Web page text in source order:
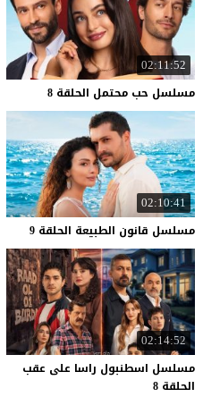
02:11:52
مسلسل حب محتمل الحلقة 8
02:10:41
مسلسل قانون الطبيعة الحلقة 9
02:14:52
مسلسل اسطنبول راسا على عقب
الحلقة 8